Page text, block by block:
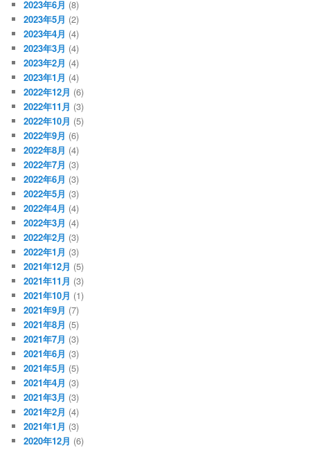
2023年6月 (8)
2023年5月 (2)
2023年4月 (4)
2023年3月 (4)
2023年2月 (4)
2023年1月 (4)
2022年12月 (6)
2022年11月 (3)
2022年10月 (5)
2022年9月 (6)
2022年8月 (4)
2022年7月 (3)
2022年6月 (3)
2022年5月 (3)
2022年4月 (4)
2022年3月 (4)
2022年2月 (3)
2022年1月 (3)
2021年12月 (5)
2021年11月 (3)
2021年10月 (1)
2021年9月 (7)
2021年8月 (5)
2021年7月 (3)
2021年6月 (3)
2021年5月 (5)
2021年4月 (3)
2021年3月 (3)
2021年2月 (4)
2021年1月 (3)
2020年12月 (6)